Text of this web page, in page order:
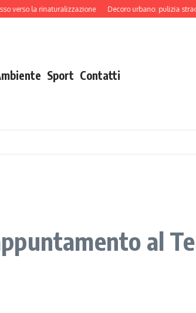
la rinaturalizzazione Decoro urbano: pulizia
Sport Contatti
al